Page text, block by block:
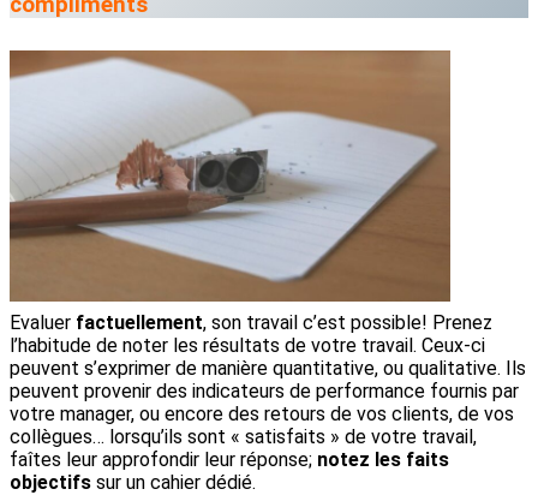
Evaluer factuellement, son travail c’est possible! Prenez
l’habitude de noter les résultats de votre travail. Ceux-ci
peuvent s’exprimer de manière quantitative, ou qualitative. Ils
peuvent provenir des indicateurs de performance fournis par
votre manager, ou encore des retours de vos clients, de vos
collègues… lorsqu’ils sont « satisfaits » de votre travail,
faîtes leur approfondir leur réponse; notez les faits
objectifs sur un cahier dédié.